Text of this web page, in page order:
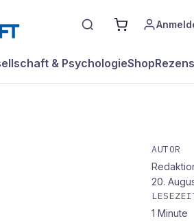
& PsychologieShop
AUTOR
20.
1 Minute